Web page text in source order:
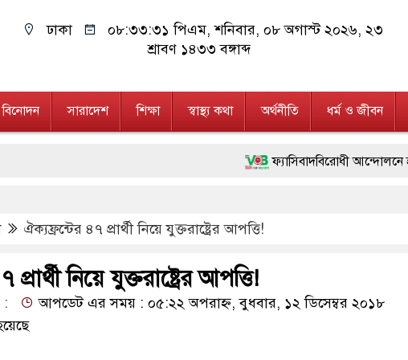
ঢাকা ০৮:৩৩:৩১ পিএম, শনিবার, ০৮ অগাস্ট ২০২৬, ২৩
শ্রাবণ ১৪৩৩ বঙ্গাব্দ
বিনোদন সারাদেশ শিক্ষা স্বাস্থ্য কথা অর্থনীতি ধর্ম ও জীবন
ফ্যাসিবাদবিরোধী আন্দোলনে হত্যাকাণ্ডের
জনগণ পরিবর্তন চেয়েছে বলেই জুলাই
২৮ লাখ টাকার জাল নোটসহ দুইজনকে
নেতৃত্ব ও গণতন্ত্রের মূর্তমান প্রতীক বেগম
অবৈধ বিদেশি পিস্তল, ম্যাগাজিন ও
ঐক্যফ্রন্টের ৪৭ প্রার্থী নিয়ে যুক্তরাষ্ট্রের আপত্তি!
নিয়ে যুক্তরাষ্ট্রের আপত্তি!
:
আপডেট এর সময় : ০৫:২২ অপরাহ্ন, বুধবার, ১২ ডিসেম্বর ২০১৮